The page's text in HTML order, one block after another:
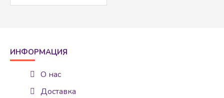
ИНФОРМАЦИЯ
О нас
Доставка